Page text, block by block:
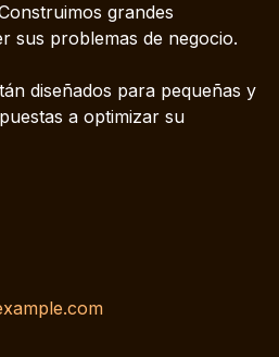
grandes
sus problemas de negocio.
diseñados para pequeñas y
a optimizar su